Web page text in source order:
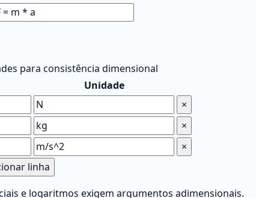
para consistência dimensional
Unidade
×
×
×
linha
e logaritmos exigem argumentos adimensionais.